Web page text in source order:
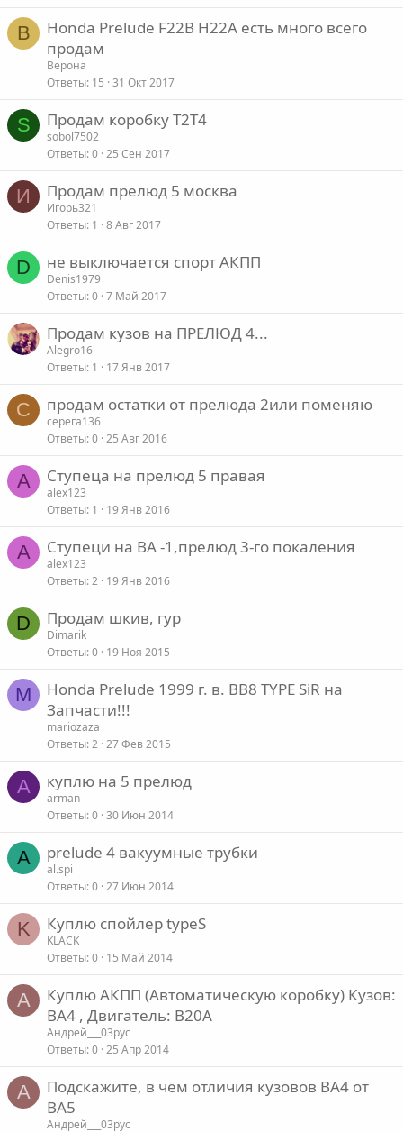
В
Honda Prelude F22B H22A есть много всего
продам
Верона
Ответы 15 31 Окт 2017
S Продам коробку T2T4
sobol7502
Ответы 0 25 Сен 2017
И Продам прелюд 5 москва
Игорь321
Ответы 1 8 Авг 2017
D не выключается спорт АКПП
Denis1979
Ответы 0 7 Май 2017
Продам кузов на ПРЕЛЮД 4...
Alegro16
Ответы 1 17 Янв 2017
С продам остатки от прелюда 2или поменяю
серега136
Ответы 0 25 Авг 2016
A Ступеца на прелюд 5 правая
alex123
Ответы 1 19 Янв 2016
A Ступеци на ВА -1,прелюд 3-го покаления
alex123
Ответы 2 19 Янв 2016
D Продам шкив, гур
Dimarik
Ответы 0 19 Ноя 2015
M
Honda Prelude 1999 г. в. BB8 TYPE SiR на
Запчасти!!!
mariozaza
Ответы 2 27 Фев 2015
A куплю на 5 прелюд
arman
Ответы 0 30 Июн 2014
A prelude 4 вакуумные трубки
al.spi
Ответы 0 27 Июн 2014
K Куплю спойлер typeS
KLACK
Ответы 0 15 Май 2014
А
Куплю АКПП (Автоматическую коробку) Кузов:
BA4 , Двигатель: B20A
Андрей___03рус
Ответы 0 25 Апр 2014
А
Подскажите, в чём отличия кузовов BA4 от
BA5
Андрей___03рус